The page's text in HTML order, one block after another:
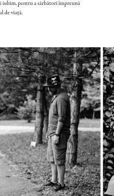
iubim, pentru a sărbători împreună
de viață.